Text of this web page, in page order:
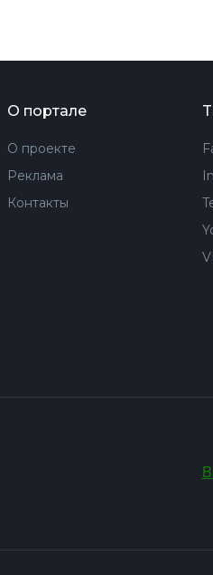
О портале
О проекте
Реклама
Контакты